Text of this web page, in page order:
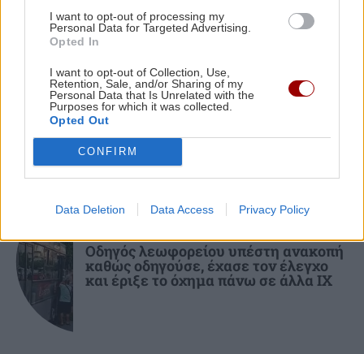
I want to opt-out of processing my
Personal Data for Targeted Advertising.
Opted In
I want to opt-out of Collection, Use,
Retention, Sale, and/or Sharing of my
Personal Data that Is Unrelated with the
Purposes for which it was collected.
Opted Out
CONFIRM
Data Deletion Data Access Privacy Policy
ΕΛΛΑΔΑ
Marfin: Στον εισαγγελέα σήμερα η 46χρονη
που συνελήφθη στη Βρετανία -Πέρασε τη
νύχτα στα κρατητήρια της ΓΑΔΑ
ΚΡΗΤΗ
Κρήτη: ΕΔΕ για την γυναίκα που βρέθηκε
νεκρή - Η ανακοίνωση της Αστυνομίας
07:35
ΕΛΛΑΔΑ
-Γιατί ο 26χρονος Αφγανός επέλεξε τη σιωπή
στην απολογία
ΚΡΗΤΗ
ΚΟΣΜΟΣ
Πετρέλαιο: Άνοδος στο Brent όσο η
συμφωνία για τα Στενά του Ορμούζ
καθυστερεί
ΚΟΙΝΩΝΙΑ
Οδηγός λεωφορείου υπέστη ανακοπή
καθώς οδηγούσε, έχασε τον έλεγχο
και έριξε το όχημα πάνω σε άλλα ΙΧ